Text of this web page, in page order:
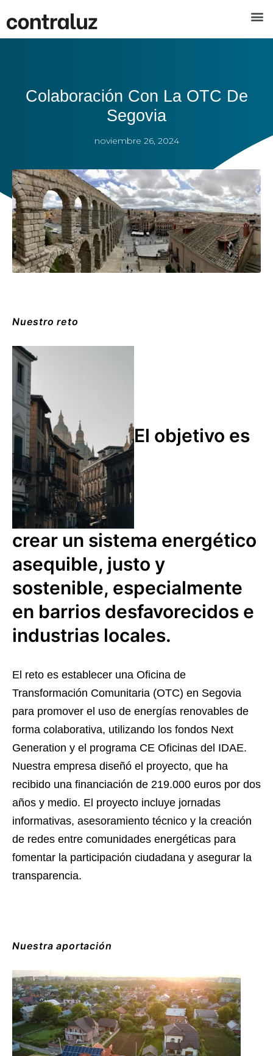
Colaboración Con La OTC De
Segovia
noviembre 26, 2024
Nuestro reto
El objetivo es
crear un sistema energético
asequible, justo y
sostenible, especialmente
en barrios desfavorecidos e
industrias locales.
El reto es establecer una Oficina de
Transformación Comunitaria (OTC) en Segovia
para promover el uso de energías renovables de
forma colaborativa, utilizando los fondos Next
Generation y el programa CE Oficinas del IDAE.
Nuestra empresa diseñó el proyecto, que ha
recibido una financiación de 219.000 euros por dos
años y medio. El proyecto incluye jornadas
informativas, asesoramiento técnico y la creación
de redes entre comunidades energéticas para
fomentar la participación ciudadana y asegurar la
transparencia.
Nuestra aportación